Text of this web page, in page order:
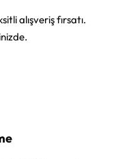
alışveriş fırsatı.